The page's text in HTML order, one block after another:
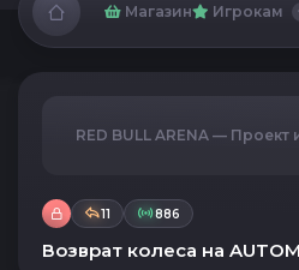
Магазин Игрокам
RED BULL ARENA —
11 886
Возврат колеса на